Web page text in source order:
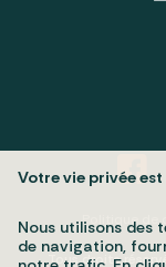
Politique de
Tous droits
Votre vie privée
Nous utilisons des
de navigation,